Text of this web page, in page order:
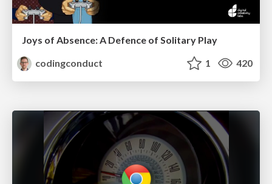
Joys of Absence: A Defence of Solitary Play
codingconduct
1 420